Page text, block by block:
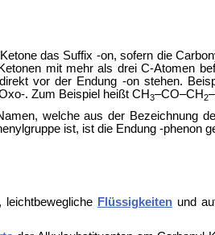
das Suffix -on, sofern die
mit mehr als drei C-Atomen
vor der Endung -on stehen.
. Zum Beispiel heißt CH3–CO–CH2
welche aus der Bezeichnung
ist, ist die Endung -phenon
leichtbewegliche Flüssigkeitenund